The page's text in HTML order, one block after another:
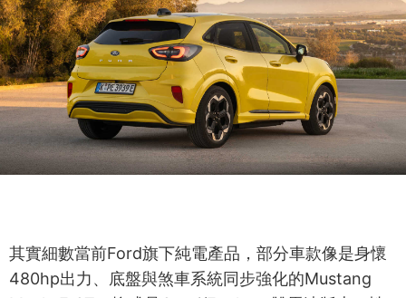
其實細數當前Ford旗下純電產品，部分車款像是身懷
480hp出力、底盤與煞車系統同步強化的Mustang